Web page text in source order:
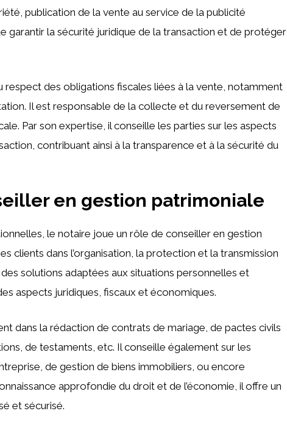
publication de la vente au service de la publicité
garantir la sécurité juridique de la transaction et de protéger
respect des obligations fiscales liées à la vente, notamment
Il est responsable de la collecte et du reversement de
Par son expertise, il conseille les parties sur les aspects
contribuant ainsi à la transparence et à la sécurité du
en gestion patrimoniale
le notaire joue un rôle de conseiller en gestion
clients dans l’organisation, la protection et la transmission
solutions adaptées aux situations personnelles et
aspects juridiques, fiscaux et économiques.
dans la rédaction de contrats de mariage, de pactes civils
de testaments, etc. Il conseille également sur les
de gestion de biens immobiliers, ou encore
approfondie du droit et de l’économie, il offre un
et sécurisé.